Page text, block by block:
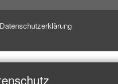
Datenschutzerklärung